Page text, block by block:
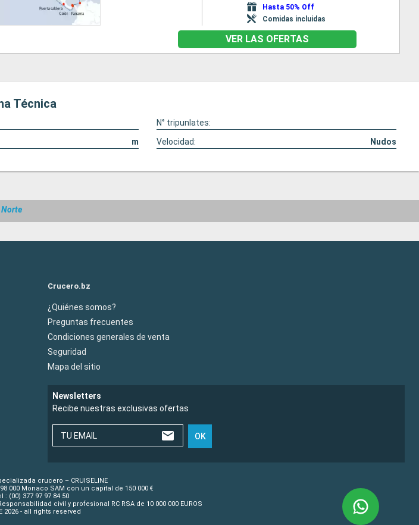
Hasta 50% Off
Comidas incluidas
VER LAS OFERTAS
Técnica
N° tripunlates:
m Velocidad: Nudos
Norte
Crucero.bz
¿Quiénes somos?
Preguntas frecuentes
Condiciones generales de venta
Seguridad
Mapa del sitio
Newsletters
Recibe nuestras exclusivas ofertas
TU EMAIL OK
crucero – CRUISELINE
000 Monaco SAM con un capital de 150 000 €
: (00) 377 97 97 84 50
civil y profesional RC RSA de 10 000 000 EUROS
2026 - all rights reserved